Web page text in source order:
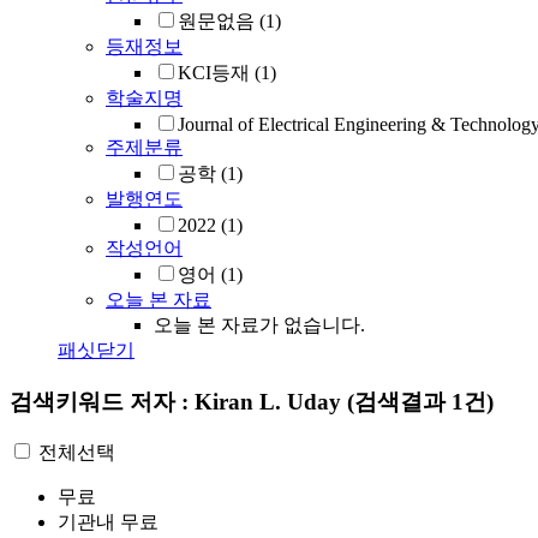
원문없음 (1)
등재정보
KCI등재 (1)
학술지명
Journal of Electrical Engineering &
주제분류
공학 (1)
발행연도
2022 (1)
작성언어
영어 (1)
오늘 본 자료
오늘 본 자료가 없습니다.
패싯닫기
검색키워드 저자 : Kiran L. Uday (검색결과 1건)
전체선택
무료
기관내 무료